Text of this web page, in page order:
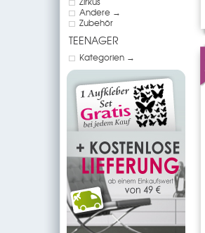
Andere →
Zubehör
TEENAGER
Kategorien →